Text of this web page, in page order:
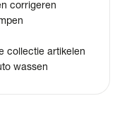
corrigeren
collectie artikelen
wassen